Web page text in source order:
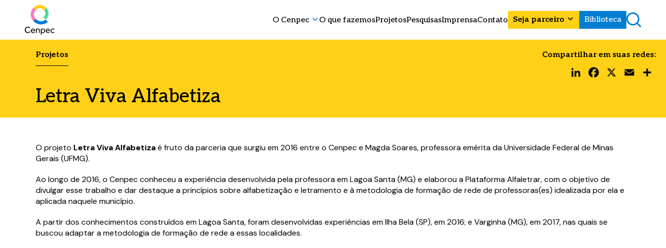
O Cenpec O que fazemosProjetosPesquisasImprensaContato Seja parceiro Biblioteca
Projetos
Letra Viva Alfabetiza
Compartilhar em suas redes:
O projeto Letra Viva Alfabetizaé fruto da parceria que surgiu em 2016 entre o Cenpec e Magda Soares, professora emérita da Universidade Federal de Minas
Gerais (UFMG).
Ao longo de 2016, o Cenpec conheceu a experiência desenvolvida pela professora em Lagoa Santa (MG) e elaborou a Plataforma Alfaletrar, com o objetivo de
divulgar esse trabalho e dar destaque a princípios sobre alfabetização e letramento e à metodologia de formação de rede de professoras(es) idealizada por ela e
aplicada naquele município.
A partir dos conhecimentos construídos em Lagoa Santa, foram desenvolvidas experiências em Ilha Bela (SP), em 2016; e Varginha (MG), em 2017, nas quais se
buscou adaptar a metodologia de formação de rede a essas localidades.